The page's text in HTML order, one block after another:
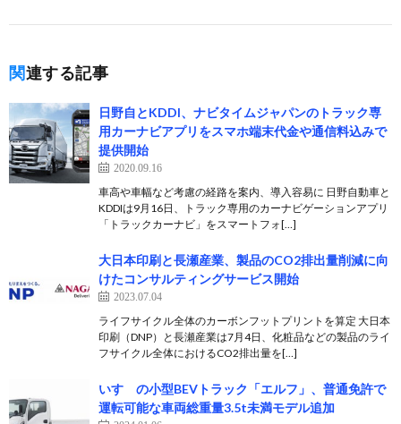
関連する記事
日野自とKDDI、ナビタイムジャパンのトラック専
用カーナビアプリをスマホ端末代金や通信料込みで
提供開始
2020.09.16
車高や車幅など考慮の経路を案内、導入容易に 日野自動車と
KDDIは9月16日、トラック専用のカーナビゲーションアプリ
「トラックカーナビ」をスマートフォ[…]
大日本印刷と長瀬産業、製品のCO2排出量削減に向
けたコンサルティングサービス開始
2023.07.04
ライフサイクル全体のカーボンフットプリントを算定 大日本
印刷（DNP）と長瀬産業は7月4日、化粧品などの製品のライ
フサイクル全体におけるCO2排出量を[…]
いすゞの小型BEVトラック「エルフ」、普通免許で
運転可能な車両総重量3.5t未満モデル追加